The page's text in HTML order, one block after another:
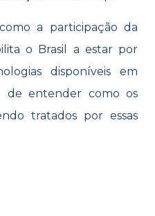
a participação da
o Brasil a estar por
disponíveis em
de entender como os
tratados por essas